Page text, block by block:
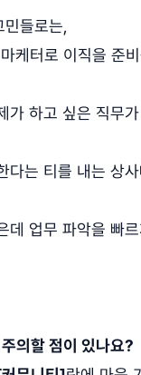
들로는,
케터로 이직을 준비
가 하고 싶은 직무
다는 티를 내는 상
데 업무 파악을 빠
의할 점이 있나요?